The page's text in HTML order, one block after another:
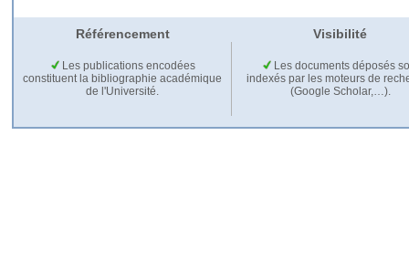
Référencement Visibilité
Les publications encodées
constituent la bibliographie académique
de l'Université.
Les documents déposés
indexés par les moteurs de
(Google Scholar,…).